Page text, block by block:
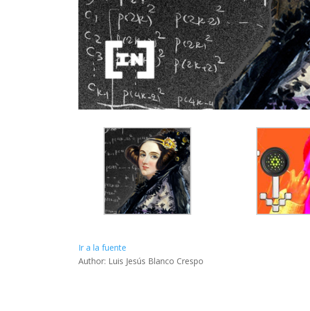
Ir a la fuente
Author: Luis Jesús Blanco Crespo